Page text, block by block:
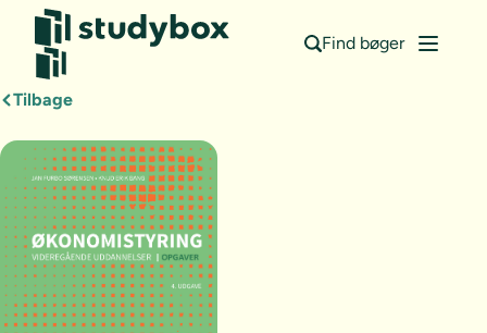
Find bøger
Tilbage